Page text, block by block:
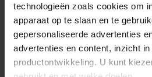
technologieën zoals cookies om
apparaat op te slaan en te
gepersonaliseerde advertenties
advertenties en content, inzicht
productontwikkeling. U kunt